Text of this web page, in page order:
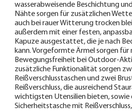
wasserabweisende Beschichtung
Nähte sorgen für zusätzlichen
auch bei rauer Witterung trocken
außerdem mit einer festen,
Kapuze ausgestattet, die je nach
kann. Vorgeformte Ärmel sorgen für
Bewegungsfreiheit bei Outdoor-
zusätzliche Funktionalität sorgen
Reißverschlusstaschen und zwei
Reißverschluss, die ausreichend
wichtigsten Utensilien bieten, sowie
Sicherheitstasche mit